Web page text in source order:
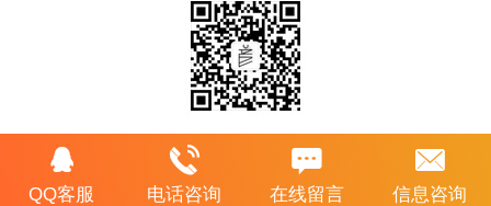
QQ客服 电话咨询 在线留言 信息咨询